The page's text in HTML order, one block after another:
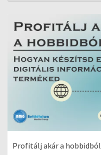
Profitálj akár a hobbidból